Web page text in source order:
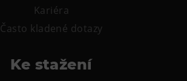
Kariéra
Často kladené dotazy
Ke stažení